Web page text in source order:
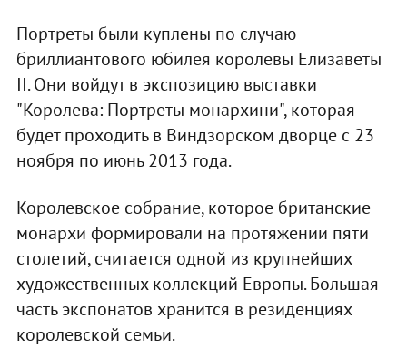
Портреты были куплены по случаю
бриллиантового юбилея королевы Елизаветы
II. Они войдут в экспозицию выставки
"Королева: Портреты монархини", которая
будет проходить в Виндзорском дворце с 23
ноября по июнь 2013 года.
Королевское собрание, которое британские
монархи формировали на протяжении пяти
столетий, считается одной из крупнейших
художественных коллекций Европы. Большая
часть экспонатов хранится в резиденциях
королевской семьи.